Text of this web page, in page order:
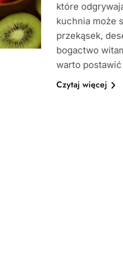
które
kuchnia może
przekąsek,
bogactwo
warto
Czytaj więcej